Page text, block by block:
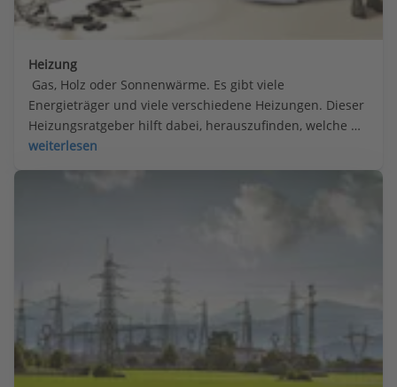
Heizung
Gas, Holz oder Sonnenwärme. Es gibt viele
Energieträger und viele verschiedene Heizungen. Dieser
Heizungsratgeber hilft dabei, herauszufinden, welche
Heizungsart die richtige ist.
weiterlesen